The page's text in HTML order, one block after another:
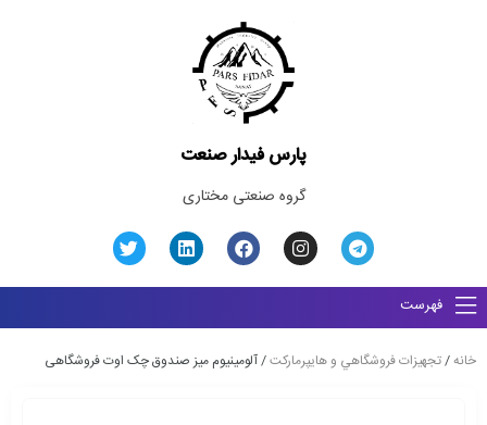
پارس فیدار صنعت
گروه صنعتی مختاری
فهرست
خانه/تجهيزات فروشگاهي و هايپرماركت/ آلومینیوم میز صندوق چک اوت فروشگاهی